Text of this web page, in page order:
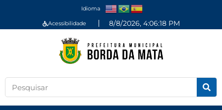
Idioma
Acessibilidade 8/8/2026, 4:06:18 PM